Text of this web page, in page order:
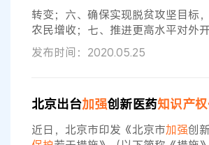
转变；六、确保实现脱贫攻坚目标
农民增收；七、推进更高水平对外
外资基本盘；八、围绕保障和改善
事业改革发展。 关于知识产权
究和应用基础研究，引导企业增加
建设国家实验室，重组国家重点实
社会研发机构。深化国际科技合作。
发布时间：2020.05.25
北京出台加强创新医药知识产
近日，北京市印发《北京市加强创